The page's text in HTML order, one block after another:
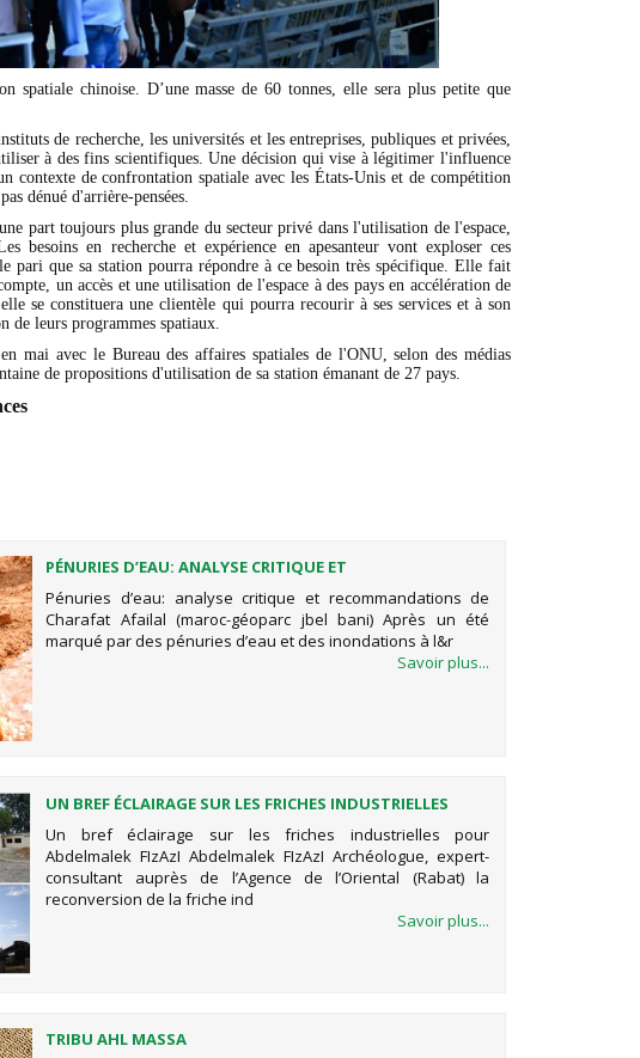
spatiale chinoise. D’une masse de 60 tonnes, elle sera plus petite que
de recherche, les universités et les entreprises, publiques et privées,
à des fins scientifiques. Une décision qui vise à légitimer l'influence
contexte de confrontation spatiale avec les États-Unis et de compétition
dénué d'arrière-pensées.
part toujours plus grande du secteur privé dans l'utilisation de l'espace,
besoins en recherche et expérience en apesanteur vont exploser ces
pari que sa station pourra répondre à ce besoin très spécifique. Elle fait
un accès et une utilisation de l'espace à des pays en accélération de
se constituera une clientèle qui pourra recourir à ses services et à son
de leurs programmes spatiaux.
mai avec le Bureau des affaires spatiales de l'ONU, selon des médias
de propositions d'utilisation de sa station émanant de 27 pays.
PÉNURIES D’EAU: ANALYSE CRITIQUE ET
RECOMMANDATIONS DE CHARAFAT AFAILAL (MAROC-
GÉOPARC JBEL BANI)
Pénuries d’eau: analyse critique et recommandations de
Charafat Afailal (maroc-géoparc jbel bani) Après un été
marqué par des pénuries d’eau et des inondations à l&r
Savoir plus...
UN BREF ÉCLAIRAGE SUR LES FRICHES INDUSTRIELLES
POUR ABDELMALEK FIZAZI
Un bref éclairage sur les friches industrielles pour
Abdelmalek FIzAzI Abdelmalek FIzAzI Archéologue, expert-
consultant auprès de l’Agence de l’Oriental (Rabat) la
reconversion de la friche ind
Savoir plus...
TRIBU AHL MASSA